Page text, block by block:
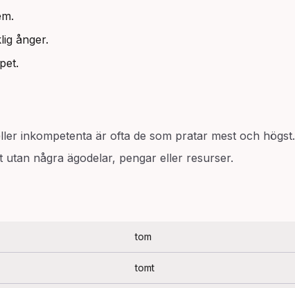
ånger.
inkompetenta är ofta de som pratar mest och högst.
några ägodelar, pengar eller resurser.
tom
tomt